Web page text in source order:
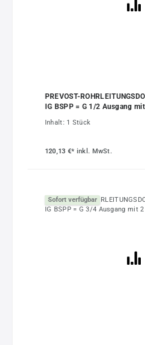
PREVOST-
IG BSPP = G 1/2 Ausgang
Inhalt: 1 Stück
120,13 €* inkl. MwSt.
Sofort verfügbar